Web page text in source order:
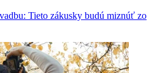
Tieto zákusky budú miznúť zo